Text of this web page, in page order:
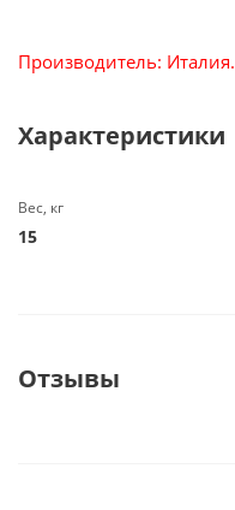
Производитель: Италия.
Характеристики
Вес, кг
15
Отзывы